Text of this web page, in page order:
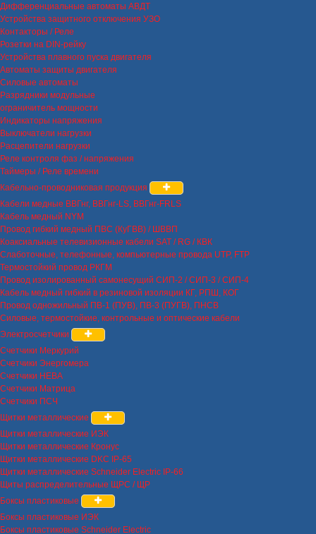
Дифференциальные автоматы АВДТ
Устройства защитного отключения УЗО
Контакторы / Реле
Розетки на DIN-рейку
Устройства плавного пуска двигателя
Автоматы защиты двигателя
Силовые автоматы
Разрядники модульные
ограничитель мощности
Индикаторы напряжения
Выключатели нагрузки
Расцепители нагрузки
Реле контроля фаз / напряжения
Таймеры / Реле времени
Кабельно-проводниковая продукция
Кабели медные ВВГнг, ВВГнг-LS, ВВГнг-FRLS
Кабель медный NYM
Провод гибкий медный ПВС (КуГВВ) / ШВВП
Коаксиальные телевизионные кабели SAT / RG / КВК
Слаботочные, телефонные, компьютерные провода UTP, FTP
Термостойкий провод РКГМ
Провод изолированный самонесущий СИП-2 / СИП-3 / СИП-4
Кабель медный гибкий в резиновой изоляции КГ, РПШ, КОГ
Провод одножильный ПВ-1 (ПУВ), ПВ-3 (ПУГВ), ПНСВ
Силовые, термостойкие, контрольные и оптические кабели
Электросчетчики
Счетчики Меркурий
Счетчики Энергомера
Счетчики НЕВА
Счетчики Матрица
Счетчики ПСЧ
Щитки металлические
Щитки металлические ИЭК
Щитки металлические Кронус
Щитки металлические DKC IP-65
Щитки металлические Schneider Electric IP-66
Щиты распределительные ЩРС / ЩР
Боксы пластиковые
Боксы пластиковые ИЭК
Боксы пластиковые Schneider Electric